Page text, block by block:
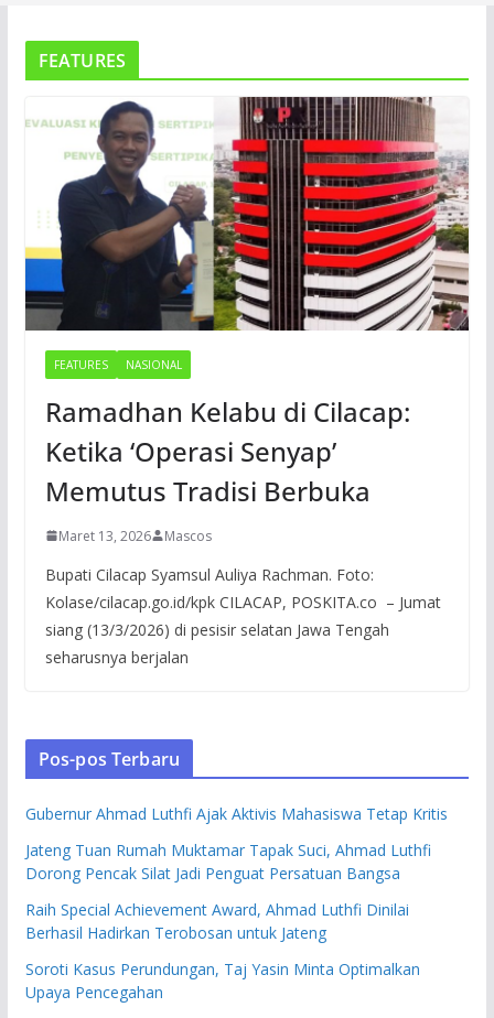
FEATURES
FEATURES NASIONAL
Ramadhan Kelabu di Cilacap:
Ketika ‘Operasi Senyap’
Memutus Tradisi Berbuka
Maret 13, 2026 Mascos
Bupati Cilacap Syamsul Auliya Rachman. Foto:
Kolase/cilacap.go.id/kpk CILACAP, POSKITA.co – Jumat
siang (13/3/2026) di pesisir selatan Jawa Tengah
seharusnya berjalan
Pos-pos Terbaru
Gubernur Ahmad Luthfi Ajak Aktivis Mahasiswa Tetap Kritis
Jateng Tuan Rumah Muktamar Tapak Suci, Ahmad Luthfi
Dorong Pencak Silat Jadi Penguat Persatuan Bangsa
Raih Special Achievement Award, Ahmad Luthfi Dinilai
Berhasil Hadirkan Terobosan untuk Jateng
Soroti Kasus Perundungan, Taj Yasin Minta Optimalkan
Upaya Pencegahan